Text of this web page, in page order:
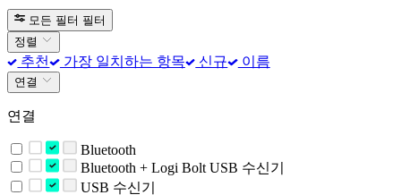
모든 필터 필터
정렬
추천 가장 일치하는 항목 신규 이름
연결
연결
Bluetooth
Bluetooth + Logi Bolt USB 수신기
USB 수신기